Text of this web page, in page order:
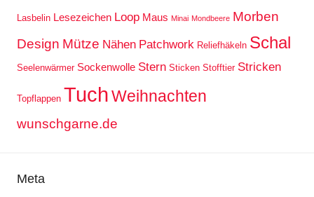
Lasbelin Lesezeichen Loop Maus Minai Mondbeere Morben
Design Mütze Nähen Patchwork Reliefhäkeln Schal
Seelenwärmer Sockenwolle Stern Sticken Stofftier Stricken
Topflappen TuchWeihnachten
wunschgarne.de
Meta